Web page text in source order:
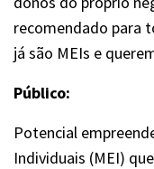
recomendado para
já são MEIs e
Público:
Potencial
Individuais (MEI)